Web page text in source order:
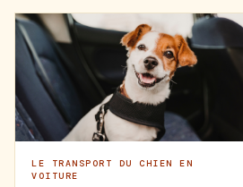
LE TRANSPORT DU CHIEN EN
VOITURE